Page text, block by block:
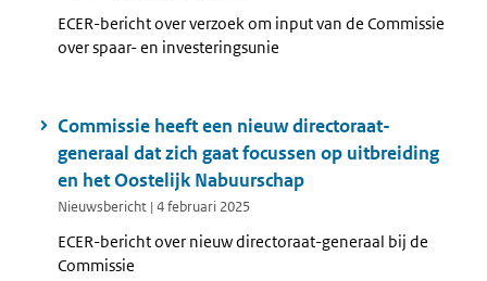
ECER-bericht over verzoek om input van de Commissie
over spaar- en investeringsunie
Commissie heeft een nieuw directoraat-
generaal dat zich gaat focussen op uitbreiding
en het Oostelijk Nabuurschap
Nieuwsbericht | 4 februari 2025
ECER-bericht over nieuw directoraat-generaal bij de
Commissie